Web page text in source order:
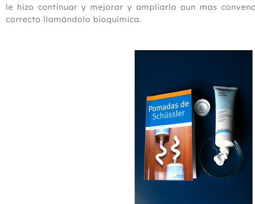
le hizo continuar y mejorar y ampliarlo aun mas
correcto llamándolo bioquímica.